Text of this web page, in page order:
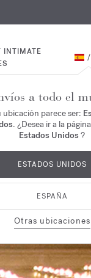
INTIMATE
/
a todo el
ubicación parece ser:
. ¿Desea ir a la página
Estados Unidos ?
ESTADOS UNIDOS
ESPAÑA
Otras ubicaciones